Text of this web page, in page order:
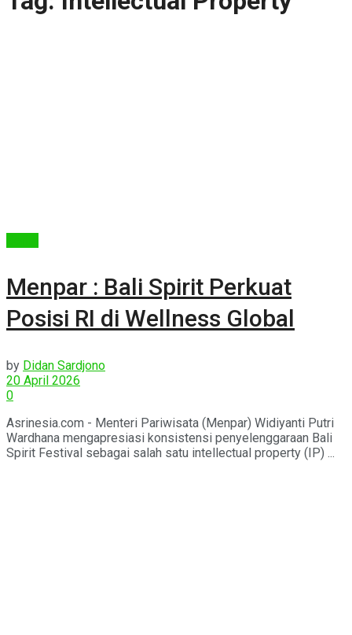
Menpar : Bali Spirit Perkuat
Posisi RI di Wellness Global
by Didan Sardjono
20 April 2026
0
Asrinesia.com - Menteri Pariwisata (Menpar) Widiyanti Putri
Wardhana mengapresiasi konsistensi penyelenggaraan Bali
Spirit Festival sebagai salah satu intellectual property (IP) ...